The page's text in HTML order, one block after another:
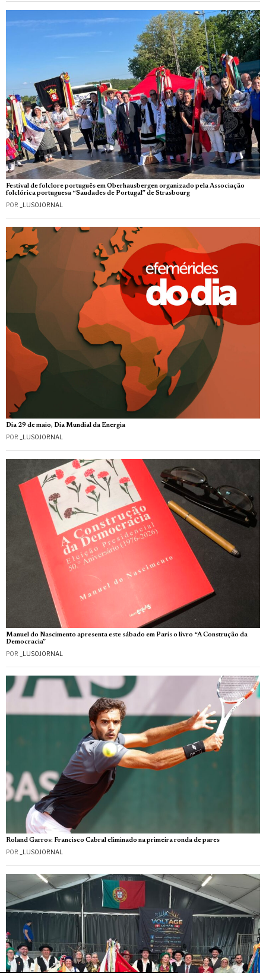
Festival de folclore português em Oberhausbergen organizado pela Associação
folclórica portuguesa “Saudades de Portugal” de Strasbourg
POR _LUSOJORNAL
Dia 29 de maio, Dia Mundial da Energia
POR _LUSOJORNAL
Manuel do Nascimento apresenta este sábado em Paris o livro “A Construção da
Democracia”
POR _LUSOJORNAL
Roland Garros: Francisco Cabral eliminado na primeira ronda de pares
POR _LUSOJORNAL